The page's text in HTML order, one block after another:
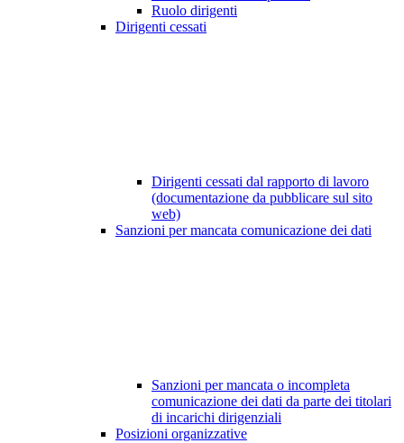
Ruolo dirigenti
Dirigenti cessati
Dirigenti cessati dal rapporto di lavoro
(documentazione da pubblicare sul sito
web)
Sanzioni per mancata comunicazione dei dati
Sanzioni per mancata o incompleta
comunicazione dei dati da parte dei titolari
di incarichi dirigenziali
Posizioni organizzative